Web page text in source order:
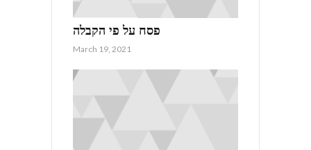
פסח על פי הקבלה
March 19, 2021